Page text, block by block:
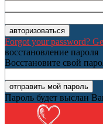
Forgot your password?
восстановление пароля
Восстановите свой
Пароль будет выслан